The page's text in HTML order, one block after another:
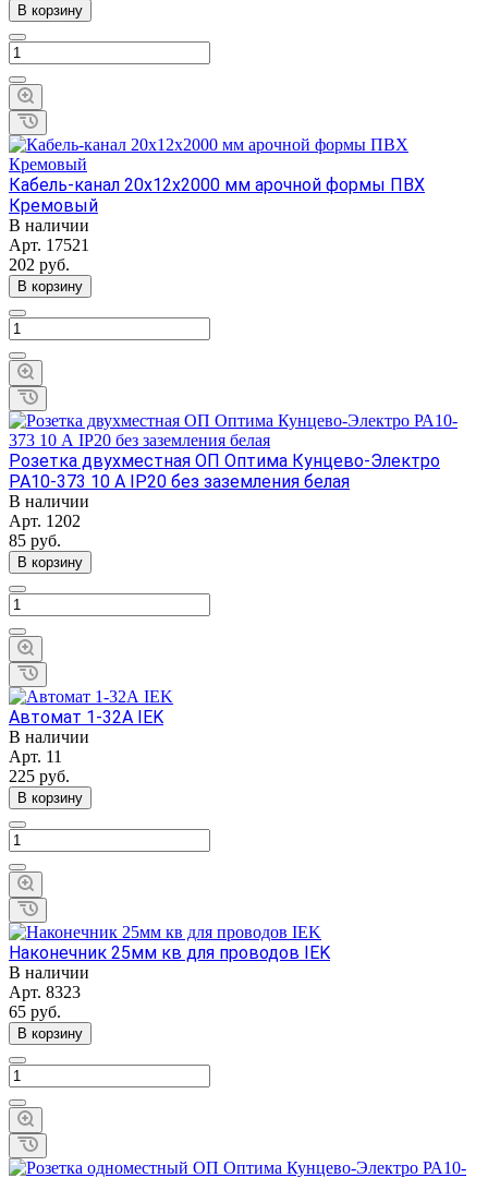
В корзину
Кабель-канал 20x12х2000 мм арочной формы ПВХ
Кремовый
В наличии
Арт. 17521
202 руб.
В корзину
Розетка двухместная ОП Оптима Кунцево-Электро
РА10-373 10 А IP20 без заземления белая
В наличии
Арт. 1202
85 руб.
В корзину
Автомат 1-32А IEK
В наличии
Арт. 11
225 руб.
В корзину
Наконечник 25мм кв для проводов IEK
В наличии
Арт. 8323
65 руб.
В корзину